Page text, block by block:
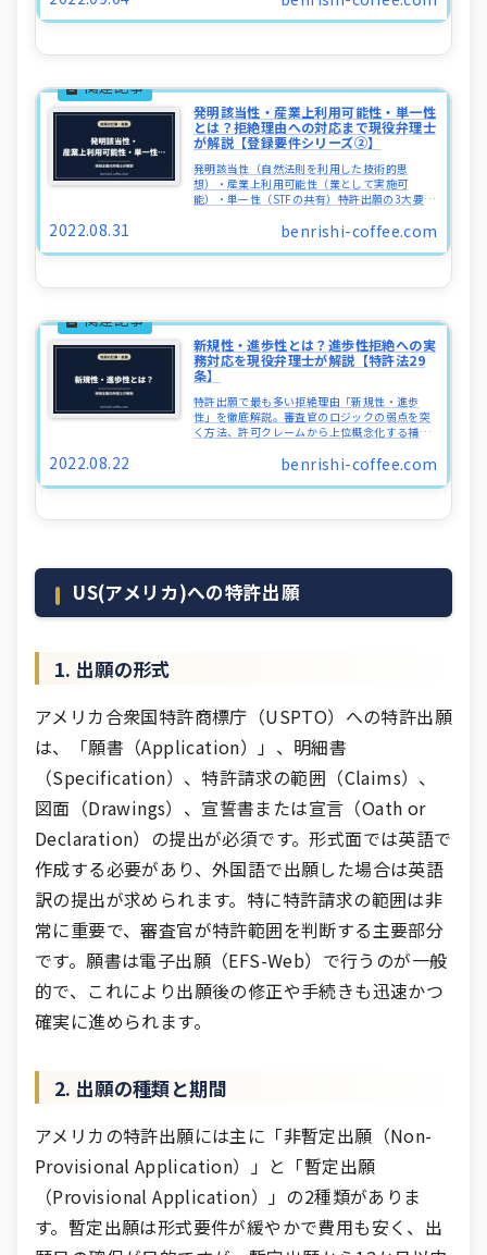
発明該当性・産業上利用可能性・単一性
とは？拒絶理由への対応まで現役弁理士
が解説【登録要件シリーズ②】
発明該当性（自然法則を利用した技術的思
想）・産業上利用可能性（業として実施可
能）・単一性（STFの共有）――特許出願の3大要件
際比較まで現役弁理士が体系的に解説します。
benrishi-coffee.com
2022.08.31
新規性・進歩性とは？進歩性拒絶への実
務対応を現役弁理士が解説【特許法29
条】
特許出願で最も多い拒絶理由「新規性・進歩
性」を徹底解説。審査官のロジックの弱点を突
く方法、許可クレームから上位概念化する補正
す。弁理士試験対策にも。benrishi-coffee.com
2022.08.22
US(アメリカ)への特許出願
1. 出願の形式
アメリカ合衆国特許商標庁（USPTO）への特許出願
は、「願書（Application）」、明細書
（Specification）、特許請求の範囲（Claims）、
図面（Drawings）、宣誓書または宣言（Oath or
Declaration）の提出が必須です。形式面では英語で
作成する必要があり、外国語で出願した場合は英語
訳の提出が求められます。特に特許請求の範囲は非
常に重要で、審査官が特許範囲を判断する主要部分
です。願書は電子出願（EFS-Web）で行うのが一般
的で、これにより出願後の修正や手続きも迅速かつ
確実に進められます。
2. 出願の種類と期間
アメリカの特許出願には主に「非暫定出願（Non-
Provisional Application）」と「暫定出願
（Provisional Application）」の2種類がありま
す。暫定出願は形式要件が緩やかで費用も安く、出